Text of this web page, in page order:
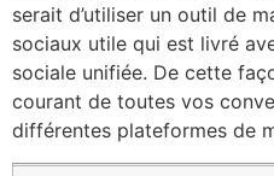
serait d’utiliser un outil de
sociaux utile qui est livré
sociale unifiée. De cette
courant de toutes vos
différentes plateformes de